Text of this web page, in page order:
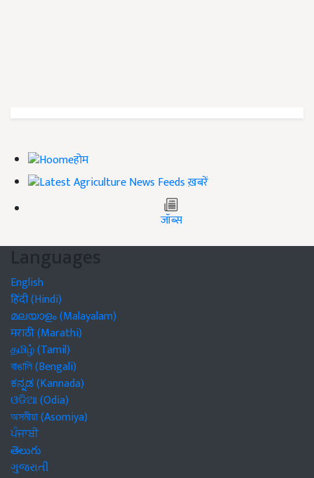
होम
ख़बरें
जॉब्स
Languages
English
हिंदी (Hindi)
മലയാളം (Malayalam)
मराठी (Marathi)
தமிழ் (Tamil)
বাঙালি (Bengali)
ಕನ್ನಡ (Kannada)
ଓଡିଆ (Odia)
অসমীয়া (Asomiya)
ਪੰਜਾਬੀ
తెలుగు
ગુજરાતી